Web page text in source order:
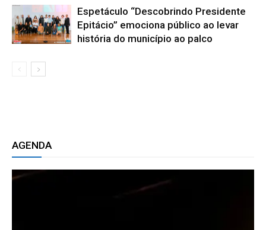
Espetáculo “Descobrindo Presidente
Epitácio” emociona público ao levar
história do município ao palco
AGENDA